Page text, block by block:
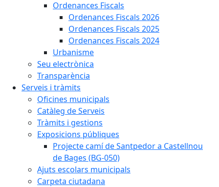
Ordenances Fiscals
Ordenances Fiscals 2026
Ordenances Fiscals 2025
Ordenances Fiscals 2024
Urbanisme
Seu electrònica
Transparència
Serveis i tràmits
Oficines municipals
Catàleg de Serveis
Tràmits i gestions
Exposicions públiques
Projecte camí de Santpedor a Castellnou
de Bages (BG-050)
Ajuts escolars municipals
Carpeta ciutadana